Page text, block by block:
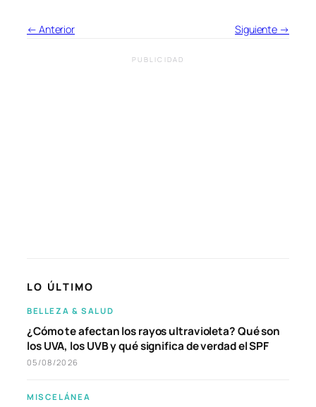
← Anterior Siguiente →
PUBLICIDAD
LO ÚLTIMO
BELLEZA & SALUD
¿Cómo te afectan los rayos ultravioleta? Qué son
los UVA, los UVB y qué significa de verdad el SPF
05/08/2026
MISCELÁNEA